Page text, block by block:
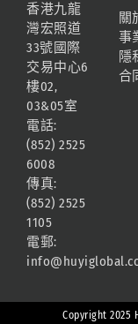
香港九龍
灣宏照道
33號國際
交易中心6
樓02,
03&05室
電話:
(852) 2525
6008
傳真:
(852) 2525
1105
電郵:
關
事
隱
合
Copyright 2025